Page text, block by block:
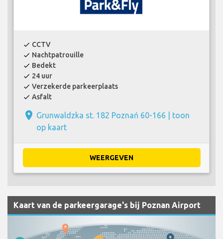
check CCTV
check Nachtpatrouille
check Bedekt
check 24 uur
check Verzekerde parkeerplaats
check Asfalt
place Grunwaldzka st. 182 Poznań 60-166 | toon
op kaart
WEERGEVEN
Kaart van de parkeergarage's bij Poznan Airport